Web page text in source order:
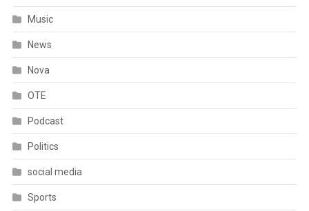
Music
News
Nova
OTE
Podcast
Politics
social media
Sports